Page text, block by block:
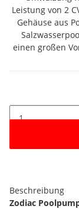
Leistung von 2
Gehäuse aus
einen großen
Beschreibung
Zodiac